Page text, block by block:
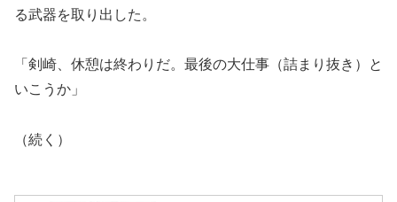
る武器を取り出した。
「剣崎、休憩は終わりだ。最後の大仕事（詰まり抜き）と
いこうか」
（続く）